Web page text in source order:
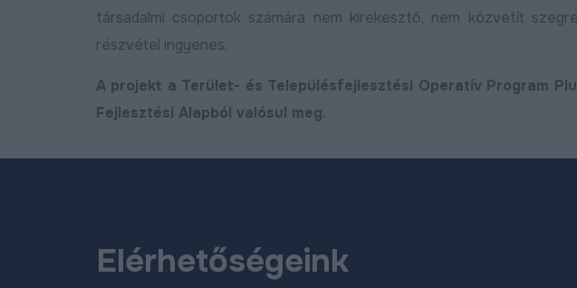
társadalmi csoportok számára nem kirekesztő, nem közvetít
részvétel ingyenes.
A projekt a Terület- és Településfejlesztési Operatív Program
Fejlesztési Alapból valósul meg.
Elérhetőségeink